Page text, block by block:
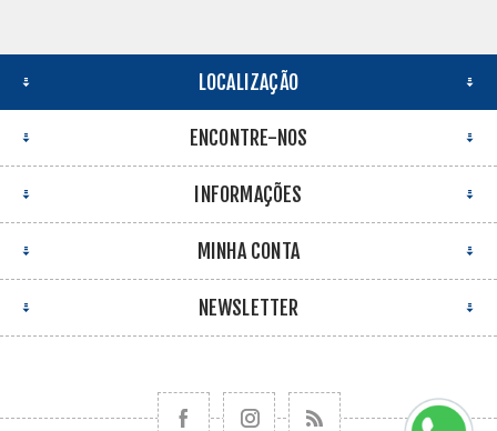
LOCALIZAÇÃO
ENCONTRE-NOS
INFORMAÇÕES
MINHA CONTA
NEWSLETTER